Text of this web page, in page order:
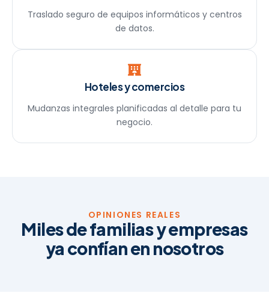
Traslado seguro de equipos informáticos y centros
de datos.
Hoteles y comercios
Mudanzas integrales planificadas al detalle para tu
negocio.
OPINIONES REALES
Miles de familias y empresas
ya confían en nosotros